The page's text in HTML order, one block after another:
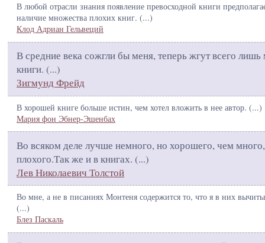
В любой отрасли знания появление превосходной книги
наличие множества плохих книг. (...)
Клод Адриан Гельвеций
В средние века сожгли бы меня, теперь жгут всего
книги. (...)
Зигмунд Фрейд
В хорошей книге больше истин, чем хотел вложить в нее автор. (...)
Мария фон Эбнер-Эшенбах
Во всяком деле лучше немного, но хорошего, чем
плохого.Так же и в книгах. (...)
Лев Николаевич Толстой
Во мне, а не в писаниях Монтеня содержится то, что я в них
(...)
Блез Паскаль